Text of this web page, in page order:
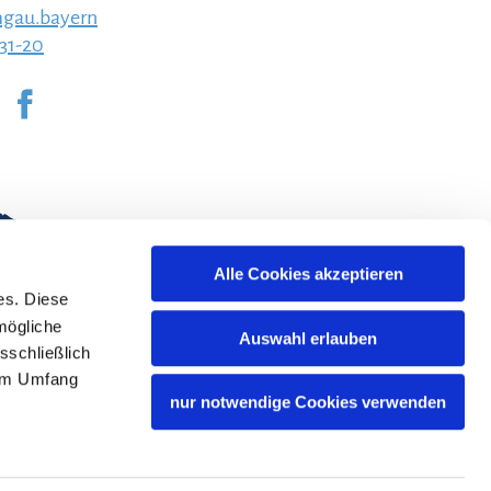
Diese
Umfang
Alle Cookies akzeptieren
Auswahl erlauben
nur notwendige Cookies verwenden
20
Bayern Tourismus